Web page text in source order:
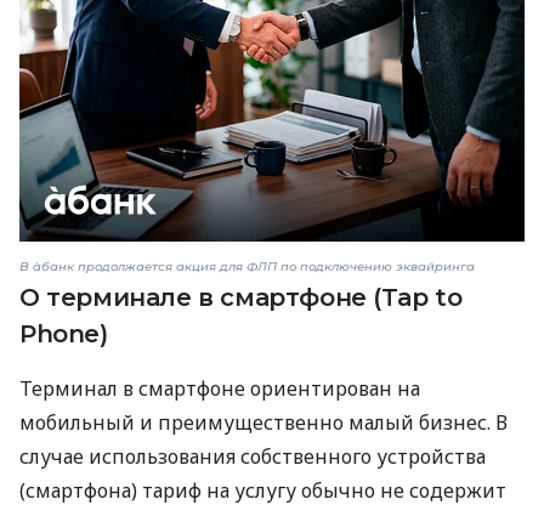
В àбанк продолжается акция для ФЛП по подключению эквайринга
О терминале в смартфоне (Tap to
Phone)
Терминал в смартфоне ориентирован на
мобильный и преимущественно малый бизнес. В
случае использования собственного устройства
(смартфона) тариф на услугу обычно не содержит